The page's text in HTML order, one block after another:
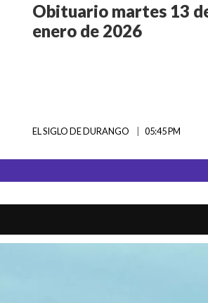
Obituario martes 13
enero de 2026
EL SIGLO DE DURANGO 05:45 PM